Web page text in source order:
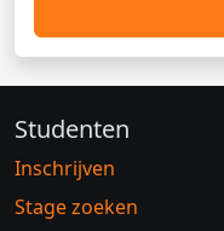
Studenten
Inschrijven
Stage zoeken